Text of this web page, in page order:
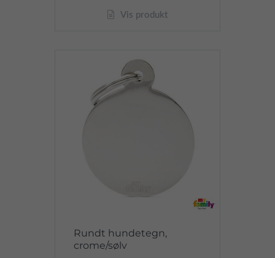
Vis produkt
Rundt hundetegn,
crome/sølv